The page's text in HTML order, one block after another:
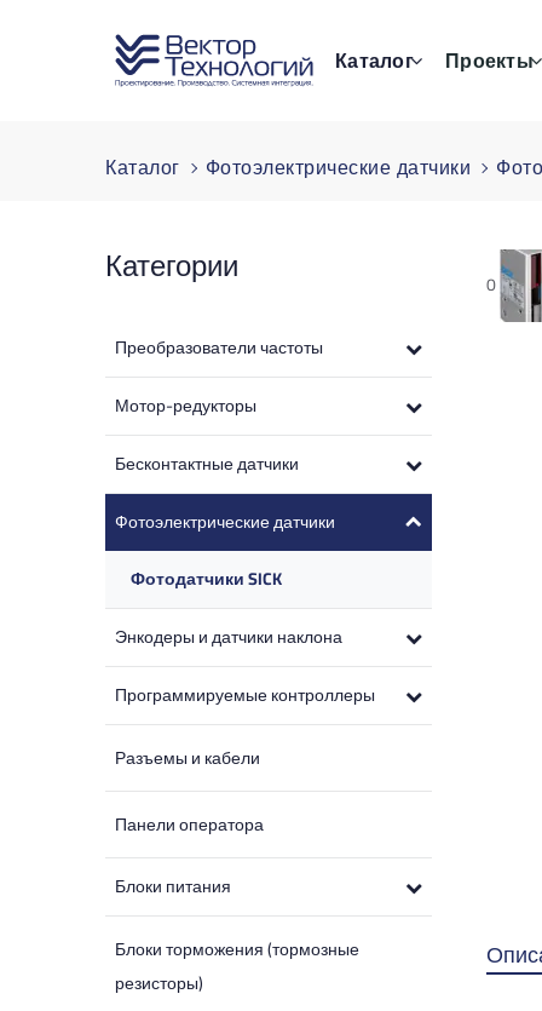
Каталог Проекты
Каталог Фотоэлектрические датчики
Категории
Преобразователи частоты
Мотор-редукторы
Бесконтактные датчики
Фотоэлектрические датчики
Фотодатчики SICK
Энкодеры и датчики наклона
Программируемые контроллеры
Разъемы и кабели
Панели оператора
Блоки питания
Блоки торможения (тормозные
резисторы)
0